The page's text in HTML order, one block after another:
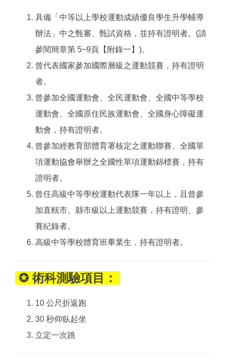
具備「中等以上學校運動成績優良學生升學輔導
辦法」中之甄審、甄試資格，並持有證明者。(請
參閱簡章第 5~9頁【附錄一】)。
曾代表國家參加國際層級之運動競賽，持有證明
者。
曾參加全國運動會、全民運動會、全國中等學校
運動會、全國原住民族運動會、全國身心障礙運
動會，持有證明者。
曾參加經教育部體育署核定之運動聯賽、全國單
項運動協會舉辦之全國性單項運動錦標賽，持有
證明者。
曾任高級中等學校運動代表隊一年以上，且曾參
加直轄市、縣市級以上運動競賽，持有證明、參
賽紀錄者。
高級中等學校體育班畢業生，持有證明者。
✪ 術科測驗項目：
10 公尺折返跑
30 秒仰臥起坐
立定一次跳